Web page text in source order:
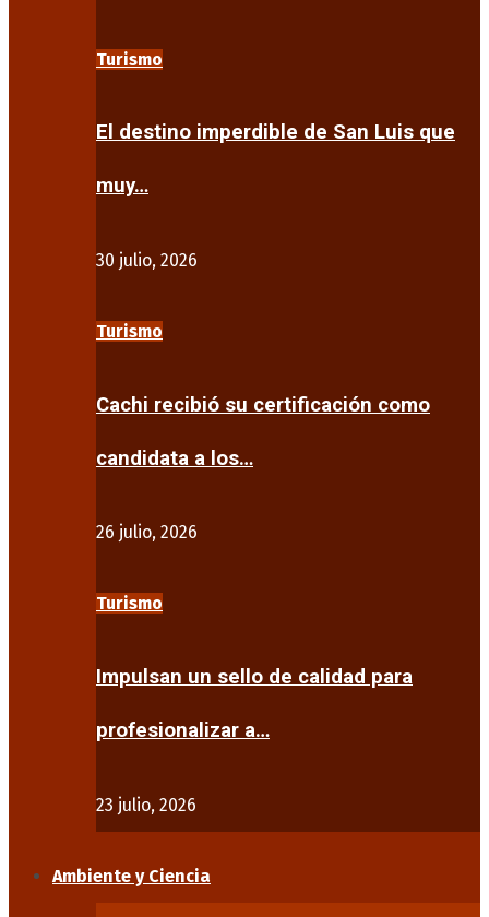
Turismo
El destino imperdible de San Luis que
muy…
30 julio, 2026
Turismo
Cachi recibió su certificación como
candidata a los…
26 julio, 2026
Turismo
Impulsan un sello de calidad para
profesionalizar a…
23 julio, 2026
Ambiente y Ciencia